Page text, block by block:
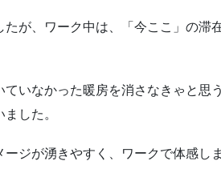
が、ワーク中は、「今ここ」の滞
いなかった暖房を消さなきゃと思
した。
ジが湧きやすく、ワークで体感し